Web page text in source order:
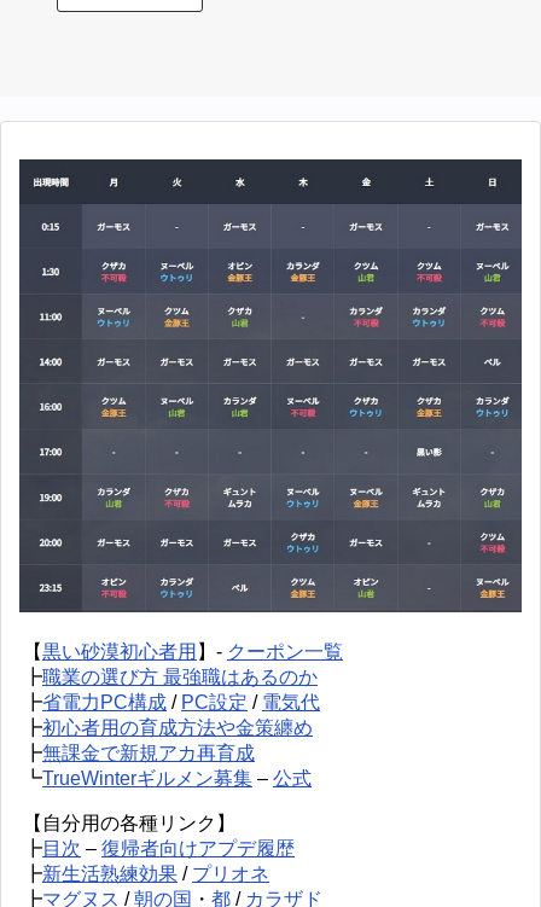
【黒い砂漠初心者用 】- クーポン一覧
┣職業の選び方 最強職はあるのか
┣省電力PC構成 / PC設定 / 電気代
┣初心者用の育成方法や金策纏め
┣無課金で新規アカ再育成
┗TrueWinterギルメン募集 – 公式
【自分用の各種リンク】
┣目次 – 復帰者向けアプデ履歴
┣新生活熟練効果 / プリオネ
┣マグヌス / 朝の国 ・ 都 / カラザド